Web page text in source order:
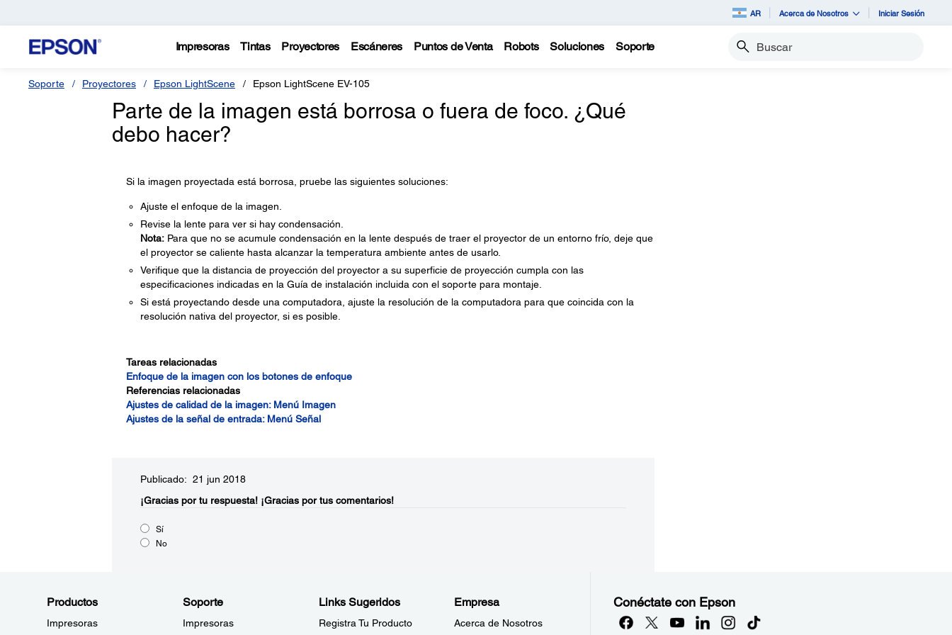
AR Acerca de Nosotros Iniciar Sesión
Impresoras Tintas Proyectores Escáneres Puntos de Venta Robots Soluciones Soporte Buscar
Soporte Proyectores Epson LightScene Epson LightScene EV-105
Parte de la imagen está borrosa o fuera de foco. ¿Qué
debo hacer?
Si la imagen proyectada está borrosa, pruebe las siguientes soluciones:
Ajuste el enfoque de la imagen.
Revise la lente para ver si hay condensación.
Nota:Para que no se acumule condensación en la lente después de traer el proyector de un entorno frío, deje que
el proyector se caliente hasta alcanzar la temperatura ambiente antes de usarlo.
Verifique que la distancia de proyección del proyector a su superficie de proyección cumpla con las
especificaciones indicadas en la Guía de instalación incluida con el soporte para montaje.
Si está proyectando desde una computadora, ajuste la resolución de la computadora para que coincida con la
resolución nativa del proyector, si es posible.
Tareas relacionadas
Enfoque de la imagen con los botones de enfoque
Referencias relacionadas
Ajustes de calidad de la imagen: Menú Imagen
Ajustes de la señal de entrada: Menú Señal
Publicado: 21 jun 2018
¡Gracias por tu respuesta! ¡Gracias por tus comentarios!
Sí
No
Productos
Impresoras
Soporte
Impresoras
Links Sugeridos
Registra Tu Producto
Empresa
Acerca de Nosotros
Conéctate con Epson